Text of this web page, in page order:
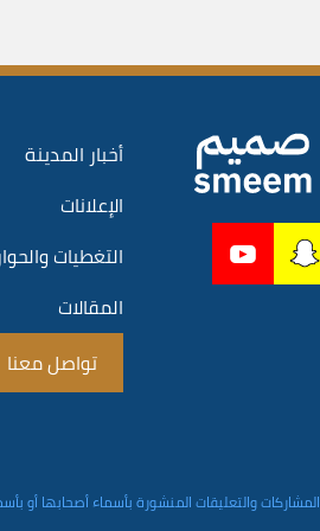
أخبار المدينة
الإعلانات
التغطيات
المقالات
تواصل معنا
المشاركات والتعليقات المنشورة بأسماء أصحابها أو